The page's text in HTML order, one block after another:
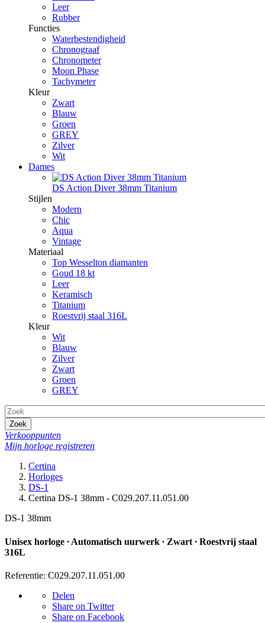
Leer
Rubber
Functies
Waterbestendigheid
Chronograaf
Chronometer
Moon Phase
Tachymeter
Kleur
Zwart
Blauw
Groen
GREY
Zilver
Wit
Dames
DS Action Diver 38mm Titanium
Stijlen
Modern
Chic
Aqua
Vintage
Materiaal
Top Wesselton diamanten
Goud 18 kt
Leer
Keramisch
Titanium
Roestvrij staal 316L
Kleur
Wit
Blauw
Zilver
Zwart
Groen
GREY
Zoek
Verkooppunten
Mijn horloge registreren
Certina
Horloges
DS-1
Certina DS-1 38mm - C029.207.11.051.00
DS-1 38mm
Unisex horloge ∙ Automatisch uurwerk ∙ Zwart ∙ Roestvrij staal
316L
Referentie: C029.207.11.051.00
Delen
Share on Twitter
Share on Facebook